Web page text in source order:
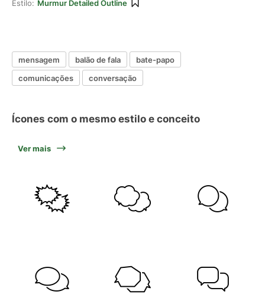
Estilo: Murmur Detailed Outline
mensagem balão de fala
bate-papo
comunicações
conversação
Ícones com o mesmo estilo e conceito
Ver mais